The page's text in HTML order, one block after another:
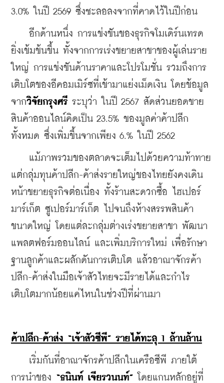
3.0% ในปี 2569 ซึ่งชะลอลงจากที่คาดไว้ในปีก่อน
อีกด้านหนึ่ง การแข่งขันของธุรกิจโมเดิร์นเทรด
ยิ่งเข้มข้นขึ้น ทั้งจากการเร่งขยายสาขาของผู้เล่นราย
ใหญ่ การแข่งขันด้านราคาและโปรโมชั่น รวมถึงการ
เติบโตของอีคอมเมิร์ซที่เข้ามาแย่งเม็ดเงิน โดยข้อมูล
จากวิจัยกรุงศรี ระบุว่า ในปี 2567 สัดส่วนยอดขาย
สินค้าออนไลน์คิดเป็น 23.5% ของมูลค่าค้าปลีก
ทั้งหมด ซึ่งเพิ่มขึ้นจากเพียง 6.% ในปี 2562
แม้ภาพรวมของตลาดจะเต็มไปด้วยความท้าทาย
แต่กลุ่มทุนค้าปลีก-ค้าส่งรายใหญ่ของไทยยังคงเดิน
หน้าขยายธุรกิจต่อเนื่อง ทั้งร้านสะดวกซื้อ ไฮเปอร์
มาร์เก็ต ซูเปอร์มาร์เก็ต ไปจนถึงห้างสรรพสินค้า
ขนาดใหญ่ โดยแต่ละกลุ่มต่างเร่งขยายสาขา พัฒนา
แพลตฟอร์มออนไลน์ และเพิ่มบริการใหม่ เพื่อรักษา
ฐานลูกค้าและผลักดันการเติบโต แล้วอาณาจักรค้า
ปลีก-ค้าส่งในมือเจ้าสัวไทยจะมีรายได้และกำไร
เติบโตมากน้อยแค่ไหนในช่วงปีที่ผ่านมา
ค้าปลีก-ค้าส่ง “เจ้าสัวซีพี” รายได้ทะลุ 1 ล้านล้าน
เริ่มกันที่อาณาจักรค้าปลีกในเครือซีพี ภายใต้
การนำของ “ธนินท์ เจียรวนนท์” โดยแกนหลักอยู่ที่